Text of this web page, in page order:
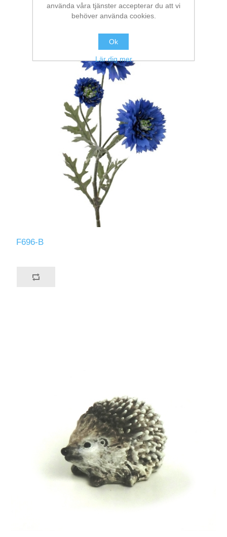
F696-B
använda våra tjänster accepterar du att vi
behöver använda cookies.
Ok
Lär dig mer